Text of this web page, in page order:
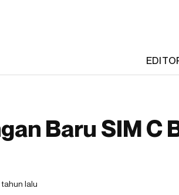
Baru SIM C
tahun lalu